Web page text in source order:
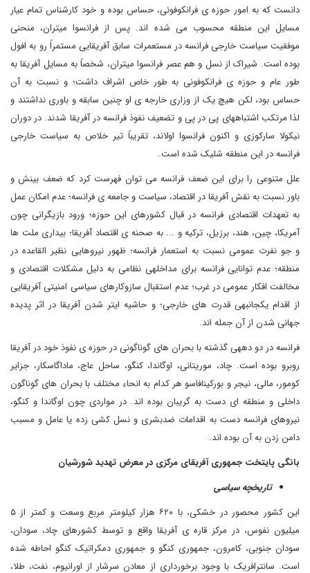
دانست که به امور حوزه ی فرانکوفونی، حساس بوده و خود کارشناس تمام عیار
مسایل این منطقه محسوب می شده اند. پس از فرانسوا میتران، منحنی
موفقیت سیاست خارجی فرانسه در مستعمرات سابق آفریقایی مستمراً رو به افول
بوده است. شیراک از نسل و هم عصر فرانسوا میتران، شخصاً به مسایل آفریقا به
طور عام و حوزه ی فرانکوفونی به طور خاص اشراف داشت؛ و نسبت به آن
حساس بود، لکن هیچ یک از وزاری خارجه ی او چنین سابقه و باوری نداشتند و
لذا مرتکب اشتباه­های پی در پی و تضعیف نفوذ فرانسه در آفریقا شدند. در دوران
نیکولا سارکوزی و اکنون فرانسوا اولاند، تقریباً تیر خلاص به سیاست خارجی
فرانسه در این منطقه شلیک شده است.
علل متنوعی را برای این ضعف فرانسه می توان فهرست کرد که ضعف بینش و
باور نسبت به نقش آفریقا در اقتصاد، سیاست و جامعه ی فرانسه؛ عدم امکان عمل
به تعهدات اقتصادی فرانسه در قبال کشورهای این حوزه؛ ورود بازیگرانی چون
آمریکا، چین، هند، برزیل، ترکیه و ... به صحنه ی اقتصاد آفریقا؛ بیداری ملت ها
و جو نفرت عمومی نسبت به استعمار فرانسه؛ ظهور نیروهایی نظیر القاعده در
منطقه؛ عدم توانایی فرانسه برای مداخله­ی نظامی به دلیل مشکلات اقتصادی و
مخالفت افکار عمومی در غرب؛ عدم استقبال سازوکارهای سیاسی امنیتی آفریقایی
از اقدام یکجانبه­ی قدرت های خارجی؛ و حاشیه ای­تر شدن آفریقا در اثر پدیده
جهانی شدن از آن جمله اند.
فرانسه در دو دهه­ی گذشته با بحران های گوناگونی در حوزه ی نفوذ خود در آفریقا
روبرو بوده است. چاد، موریتانی، اوگاندا، کنگو، ساحل عاج، ماداگاسکار، جزایر
کومور، مالی، نیجر و بورکینافاسو هر کدام به انحاء مختلف با بحران های گوناگون
داخلی و منطقه ای دست به گریبان بوده اند. در مواردی چون اوگاندا و کنگو،
نیروهای فرانسه دست به اقدامات ضدبشری و نسل کشی زده یا عامل و مسبب
دامن زدن به آن بوده اند.
بانگی پایتخت جمهوری آفریقای مرکزی در معرض تهدید شورشیان
تاریخچه سیاسی
این کشور محصور در خشکی، با ۶۲۰ هزار کیلومتر مربع وسعت و کمتر از ۵
میلیون نفوس، در مرکز قاره ی آفریقا واقع و توسط کشورهای چاد، سودان،
سودان جنوبی، کامرون، جمهوری کنگو و جمهوری دمکراتیک کنگو احاطه شده
است. سانترافریک با وجود برخورداری از معادن سرشار از اورانیوم، نفت، طلا،